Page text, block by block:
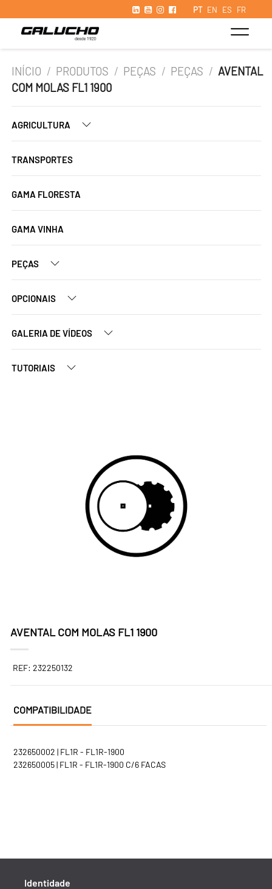
PT EN ES FR
INÍCIO / PRODUTOS / PEÇAS / PEÇAS / AVENTAL
COM MOLAS FL1 1900
AGRICULTURA
TRANSPORTES
GAMA FLORESTA
GAMA VINHA
PEÇAS
OPCIONAIS
GALERIA DE VÍDEOS
TUTORIAIS
AVENTAL COM MOLAS FL1 1900
REF: 232250132
COMPATIBILIDADE
232650002 | FL1R - FL1R-1900
232650005 | FL1R - FL1R-1900 C/6 FACAS
Identidade